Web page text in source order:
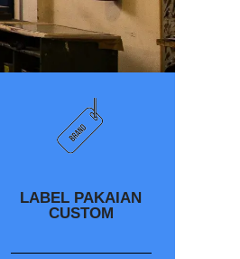
LABEL PAKAIAN
CUSTOM